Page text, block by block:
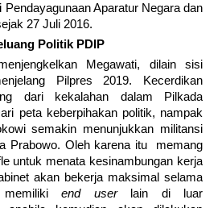
Aparatur Negara dan
27 Juli 2016.
Politik PDIP
Megawati, dilain sisi
Pilpres 2019. Kecerdikan
dari kekalahan dalam Pilkada
peta keberpihakan politik, nampak
semakin menunjukkan militansi
Prabowo. Oleh karena itu memang
untuk menata kesinambungan kerja
akan bekerja maksimal selama
memilikiend userlain di luar